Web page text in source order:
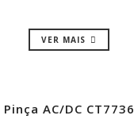
VER MAIS
Pinça AC/DC CT7736